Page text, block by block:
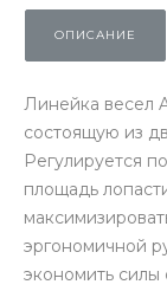
ОПИСАНИЕ
Линейка весел
состоящую из
Регулируется
площадь
эргономичной
экономить силы